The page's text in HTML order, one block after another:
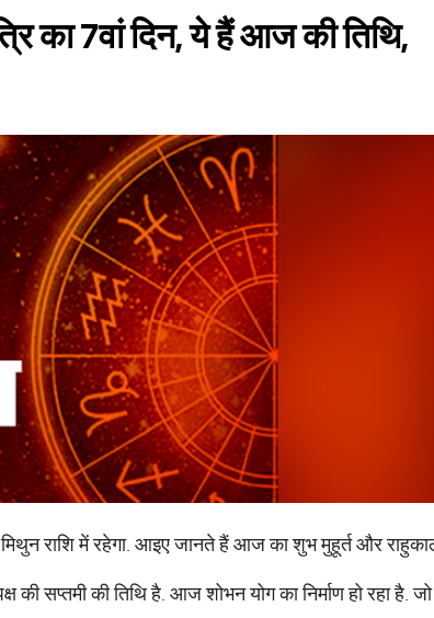
का 7वां दिन, ये हैं आज की तिथि,
राशि में रहेगा. आइए जानते हैं आज का शुभ मुहूर्त और
सप्तमी की तिथि है. आज शोभन योग का निर्माण हो रहा है. जो